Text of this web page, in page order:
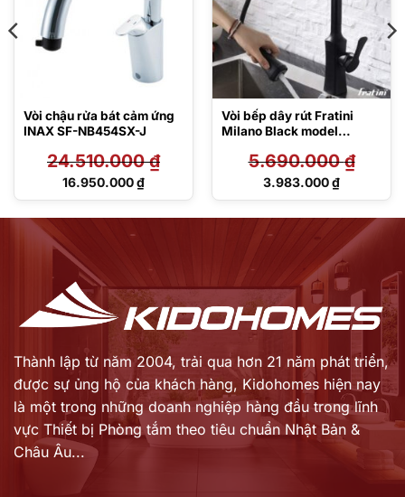
Vòi chậu rửa bát cảm ứng
INAX SF-NB454SX-J
24.510.000₫
Giá
16.950.000₫
Giá
Vòi bếp dây rút Fratini
Milano Black model
5.690.000₫
Giá
5.690.000 ₫.
3.983.000₫
Giá
3.983.000 ₫.
Thành lập từ năm 2004, trải qua hơn 21 năm phát triển,
được sự ủng hộ của khách hàng, Kidohomes hiện nay
là một trong những doanh nghiệp hàng đầu trong lĩnh
vực Thiết bị Phòng tắm theo tiêu chuẩn Nhật Bản &
Châu Âu...